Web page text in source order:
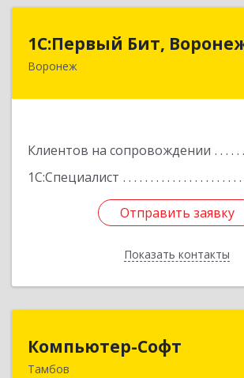
1С:Первый Бит,
Воронеж
Клиентов на сопровождении
1С:Специалист
Отправить заявку
Показать контакты
1С:Первый
394006, Воронежская обл,
Отправить заявку
Назад
Компьютер-Софт
Тамбов
392000, Тамбовская обл, Тамбов